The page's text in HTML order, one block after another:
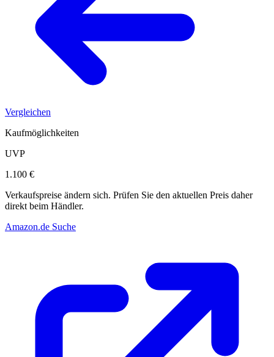
Vergleichen
Kaufmöglichkeiten
UVP
1.100 €
Verkaufspreise ändern sich. Prüfen Sie den aktuellen Preis daher
direkt beim Händler.
Amazon.de Suche